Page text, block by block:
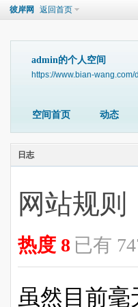
彼岸网 返回首页
admin的个人空间
https://www.bian-wang.com/
空间首页 动态
日志
网站规则
热度 8 已有
虽然目前